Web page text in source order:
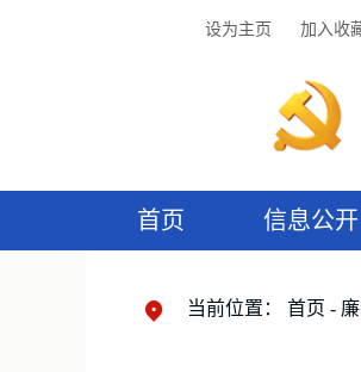
设为主页 加入收
首页 信息公开
当前位置： 首页